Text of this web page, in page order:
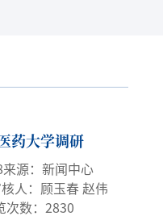
药大学调研
来源：新闻中心
人：顾玉春 赵伟
次数： 2830